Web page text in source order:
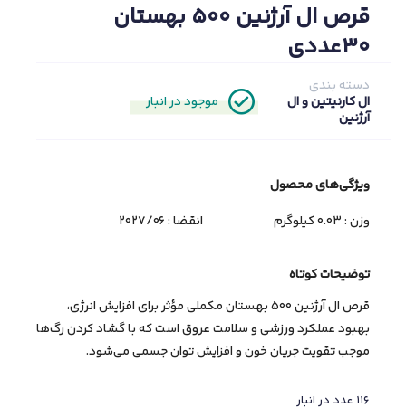
قرص ال آرژنین 500 بهستان
30عددی
موجود در انبار
دسته بندی
ال کارنیتین و ال
آرژنین
ویژگی‌های ﻣﺤﺼﻮل
وزن : 0.03 کیلوگرم
انقضا :2027/06
توضیحات کوتاه
قرص ال آرژنین 500 بهستان مکملی مؤثر برای افزایش انرژی،
بهبود عملکرد ورزشی و سلامت عروق است که با گشاد کردن رگ‌ها
موجب تقویت جریان خون و افزایش توان جسمی می‌شود.
116 عدد در انبار